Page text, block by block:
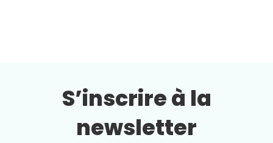
S’inscrire à la
newsletter